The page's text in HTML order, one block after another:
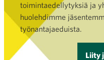
toimintaedellytyksiä ja
huolehdimme
työnantajaeduista.
Liity